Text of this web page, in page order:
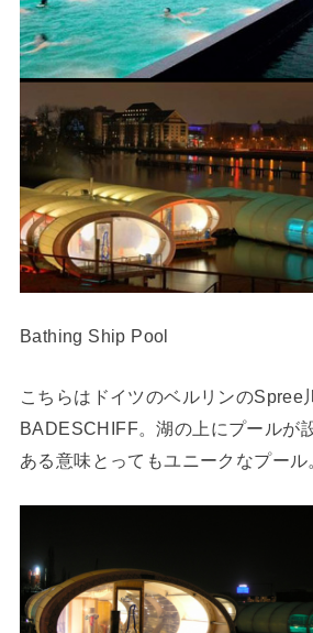
Bathing Ship Pool
こちらはドイツのベルリンのSpree
BADESCHIFF。湖の上にプールが
ある意味とってもユニークなプール